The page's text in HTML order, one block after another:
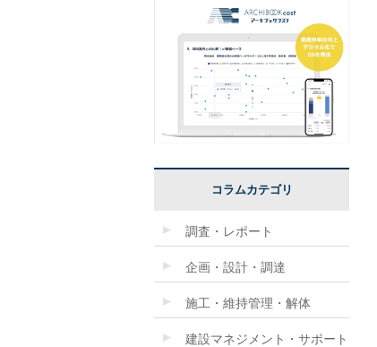
コラムカテゴリ
調査・レポート
企画・設計・調達
施工・維持管理・解体
建設マネジメント・サポート